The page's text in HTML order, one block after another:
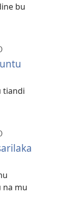
bu
tiandi
na mu